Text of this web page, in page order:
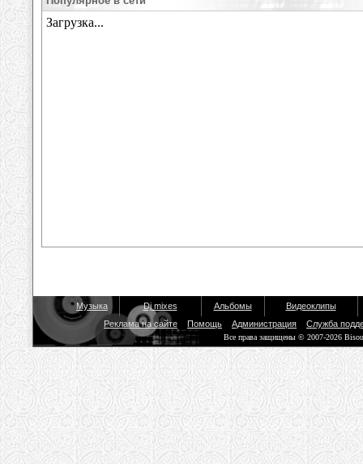
Музыка Dj mixes Альбомы
Видеоклипы
Реклама на сайте
Помощь Администрация Служба
Все права защищены © 2007-2026